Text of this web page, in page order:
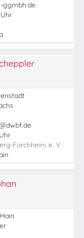
ggmbh.de
Forchheim e. V.